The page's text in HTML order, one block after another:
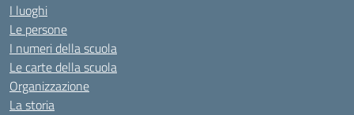
I luoghi
Le persone
I numeri della scuola
Le carte della scuola
Organizzazione
La storia